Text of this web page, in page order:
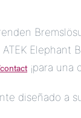
Elephant
¡para una
diseñado a